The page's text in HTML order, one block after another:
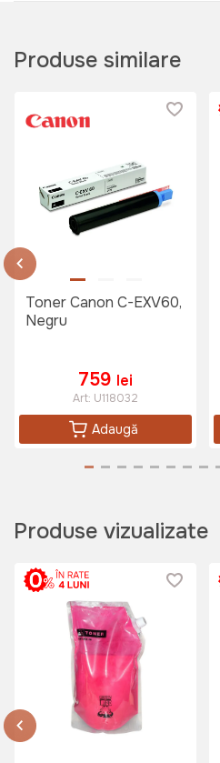
Produse similare
Toner Canon C-EXV60,
Negru
759 lei
Art: U118032
Adaugă
Produse vizualizate